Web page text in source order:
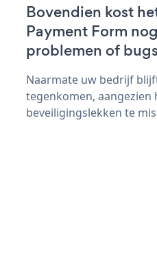
Bovendien kost
Payment Form
problemen of
Naarmate uw bedrijf
tegenkomen, aangezien
beveiligingslekken te